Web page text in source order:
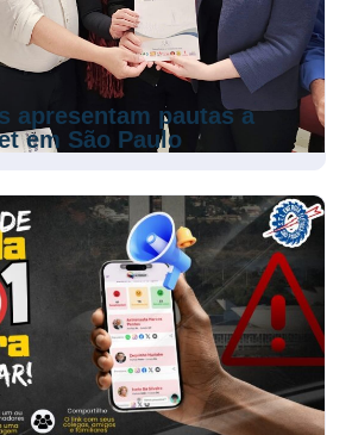
apresentam pautas a
em São Paulo